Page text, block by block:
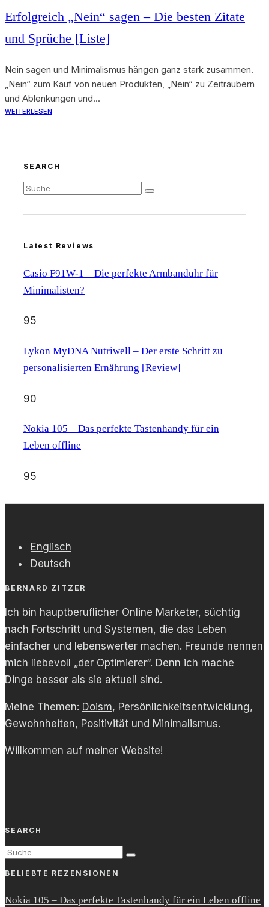
Erfolgreich „Nein“ sagen – Die besten Zitate
und Sprüche [Liste]
Nein sagen und Minimalismus hängen ganz stark zusammen.
„Nein“ zum Kauf von neuen Produkten, „Nein“ zu Zeiträubern
und Ablenkungen und...
WEITERLESEN
SEARCH
Latest Reviews
Casio F91W-1 – Die perfekte Armbanduhr für
Minimalisten?
95
Lykon MyDNA Nutriwell – Der erste Schritt zu
personalisierten Ernährung [Review]
90
Nokia 105 – Das perfekte Tastenhandy für ein
Leben offline
95
Englisch
Deutsch
BERNARD ZITZER
Ich bin hauptberuflicher Online Marketer, süchtig
nach Fortschritt und Systemen, die das Leben
einfacher und lebenswerter machen. Freunde nennen
mich liebevoll „der Optimierer“. Denn ich mache
Dinge besser als sie aktuell sind.
Meine Themen: Doism, Persönlichkeitsentwicklung,
Gewohnheiten, Positivität und Minimalismus.
Willkommen auf meiner Website!
SEARCH
BELIEBTE REZENSIONEN
Nokia 105 – Das perfekte Tastenhandy für ein Leben offline